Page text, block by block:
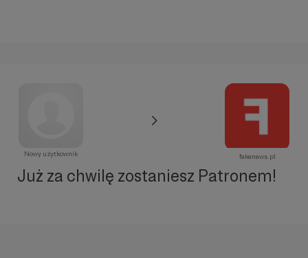
Nowy użytkownik fakenews.pl
Już za chwilę zostaniesz Patronem!